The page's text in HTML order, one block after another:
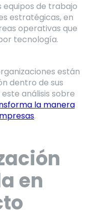
equipos de trabajo
estratégicas, en
operativas que
tecnología.
están
dentro de sus
análisis sobre
la manera
.
en